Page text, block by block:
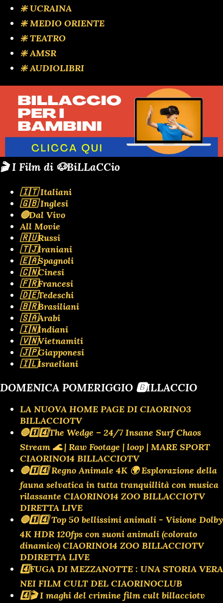
❇️ UCRAINA
❇️ MEDIO ORIENTE
❇️ TEATRO
❇️ AMSR
❇️ AUDIOLIBRI
🎬 I Film di 🐶BiLLaCCio
🇮🇹 Italiani
🇬🇧 Inglesi
🔴Dal Vivo
All Movie
🇷🇺Russi
🇹🇯Iraniani
🇪🇦Spagnoli
🇨🇳Cinesi
🇫🇷Francesi
🇩🇪Tedeschi
🇧🇷Brasiliani
🇸🇦Arabi
🇮🇳Indiani
🇻🇳Vietnamiti
🇯🇵Giapponesi
🇮🇱Israeliani
DOMENICA POMERIGGIO 🅱️ILLACCIO
LA NUOVA HOME PAGE DI CIAORINO3
BILLACCIOTV
🔴1️⃣4️⃣The Wedge – 24/7 Insane Surf Chaos
Stream 🌊 | Raw Footage | loop | MARE SPORT
CIAORINO14 BILLACCIOTV
🔴1️⃣4️⃣ Regno Animale 4K 🌍 Esplorazione della
fauna selvatica in tutta tranquillità con musica
rilassante CIAORINO14 ZOO BILLACCIOTV
DIRETTA LIVE
🔴1️⃣4️⃣ Top 50 bellissimi animali - Visione Dolby
4K HDR 120fps con suoni animali (colorato
dinamico) CIAORINO14 ZOO BILLACCIOTV
DDIRETTA LIVE
4️⃣FUGA DI MEZZANOTTE : UNA STORIA VERA
NEI FILM CULT DEL CIAORINOCLUB
4️⃣🎬 I maghi del crimine film cult billacciotv